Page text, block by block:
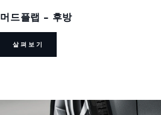
머드플랩 - 후방
살펴보기